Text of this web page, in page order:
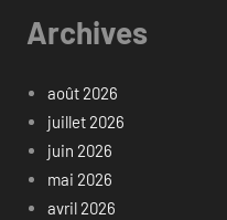
Archives
août 2026
juillet 2026
juin 2026
mai 2026
avril 2026